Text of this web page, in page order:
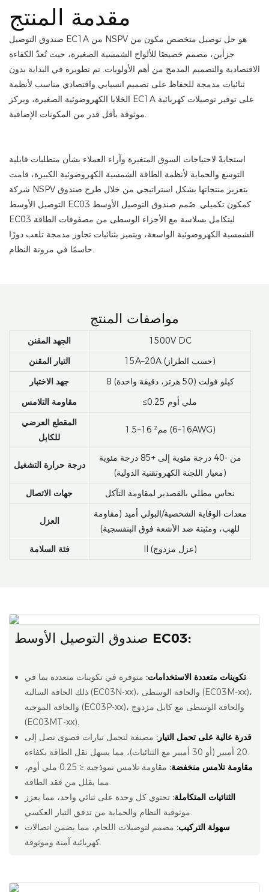
مقدمة المنتج
صندوق التوصيل EC1A من NSPV هو حل توصيل متخصص مكون من
جزأين، مصمم خصيصًا للألواح الشمسية الصغيرة، حيث تُعدّ الكفاءة
الاقتصادية والتصميم المدمج من أهم الأولويات. تم تطويره في البداية بدون
ثنائيات مدمجة للحفاظ على تصميم انسيابي واقتصادي مناسب لأنظمة
الخلايا الكهروضوئية الصغيرة، ويركز EC1A على توفير توصيلات كهربائية
موثوقة بأقل قدر من المكونات الإضافية.
استجابةً لاحتياجات السوق المتغيرة وآراء العملاء بشأن متطلبات قابلية
التوسع والحماية لأنظمة الطاقة الشمسية الكهروضوئية الكبيرة، قامت
شركة NSPV بتعزيز منتجاتها بشكل استراتيجي من خلال طرح صندوق
التوصيل الأوسط EC03 كمكون تكميلي. صُمم صندوق التوصيل الأوسط
EC03 ليتكامل بسلاسة مع الأجزاء الوسطى من مصفوفات الطاقة
الشمسية الكهروضوئية الواسعة، ويتميز بثنائيات تجاوز مدمجة تلعب دورًا
حاسمًا في مرونة النظام.
مواصفات المنتج
الجهد المقنن
1500V DC
التيار المقنن
15A–20A (حسب الطراز)
جهد الاختبار
8 كيلو فولت (50 هرتز، دقيقة واحدة)
مقاومة التلامس
≤0.25 ملي أوم
المقطع العرضي
للكابل
1.5–16 مم² (16–6AWG)
درجة حرارة التشغيل
من -40 درجة مئوية إلى +85 درجة مئوية
(معيار اللجنة الكهروتقنية الدولية)
جهات الاتصال
نحاس مطلي بالقصدير لمقاومة التآكل
العزل
معدات الوقاية الشخصية/البولي أميد (مقاومة
للهب، ومثبتة ضد الأشعة فوق البنفسجية)
فئة السلامة
II (عزل مزدوج)
صندوق التوصيل الأوسط EC03:
تكوينات متعددة الاستخدامات: متوفرة في تكوينات متعددة بما في
ذلك الحافة السالبة (EC03N-xx)، والحافة الوسطى (EC03M-xx)،
والحافة الموجبة (EC03P-xx)، والحافة الوسطى مع كابل مزدوج
(EC03MT-xx).
قدرة عالية على تحمل التيار: مصنفة لتحمل تيارات قصوى تصل إلى
20 أمبير (أو 30 أمبير مع الثنائيات)، مما يسهل نقل الطاقة بكفاءة.
مقاومة تلامس منخفضة:
مقاومة تلامس نموذجية ≤ 0.25 ملي أوم،
مما يقلل من فقد الطاقة.
الثنائيات المتكاملة: تحتوي كل وحدة على ثنائي واحد، مما يعزز
موثوقية النظام والحماية من تدفق التيار العكسي.
سهولة التركيب: مصمم لتوصيلات اللحام، مما يضمن اتصالات
كهربائية آمنة وموثوقة.